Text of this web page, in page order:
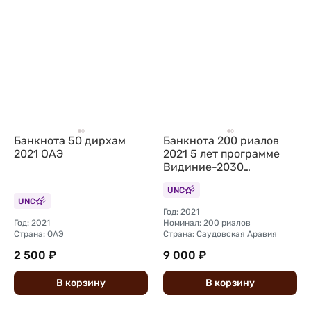
Банкнота 50 дирхам
2021 ОАЭ
UNC
Год: 2021
Страна: ОАЭ
2 500 ₽
В корзину
Банкнота 200 риалов
2021 5 лет программе
Видиние-2030
UNC
Год: 2021
Номинал: 200 риалов
Страна: Саудовская Аравия
9 000 ₽
В корзину